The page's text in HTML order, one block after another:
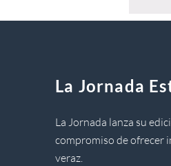
La Jornada
La Jornada lanza su
compromiso de ofrecer
veraz.